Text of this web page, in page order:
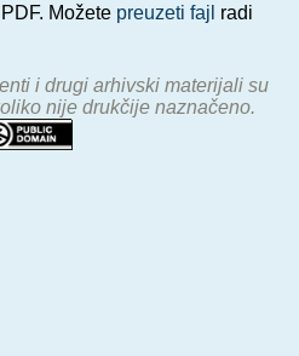
Možete preuzeti fajl radi
i drugi arhivski materijali su
nije drukčije naznačeno.